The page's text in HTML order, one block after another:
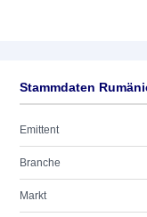
Stammdaten
Emittent
Branche
Markt